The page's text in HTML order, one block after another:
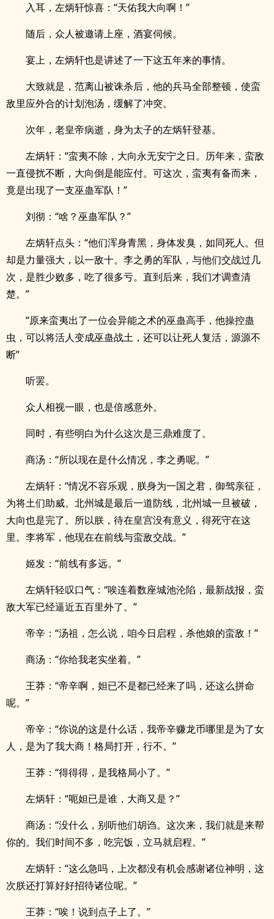
入耳，左炳轩惊喜：“天佑我大向啊！”
随后，众人被邀请上座，酒宴伺候。
宴上，左炳轩也是讲述了一下这五年来的事情。
大致就是，范离山被诛杀后，他的兵马全部整顿，使蛮
敌里应外合的计划泡汤，缓解了冲突。
次年，老皇帝病逝，身为太子的左炳轩登基。
左炳轩：“蛮夷不除，大向永无安宁之日。历年来，蛮敌
一直侵扰不断，大向倒是能应付。可这次，蛮夷有备而来，
竟是出现了一支巫蛊军队！”
刘彻：“啥？巫蛊军队？”
左炳轩点头：“他们浑身青黑，身体发臭，如同死人。但
却是力量强大，以一敌十。李之勇的军队，与他们交战过几
次，是胜少败多，吃了很多亏。直到后来，我们才调查清
楚。”
“原来蛮夷出了一位会异能之术的巫蛊高手，他操控蛊
虫，可以将活人变成巫蛊战土，还可以让死人复活，源源不
断”
听罢。
众人相视一眼，也是倍感意外。
同时，有些明白为什么这次是三鼎难度了。
商汤：“所以现在是什么情况，李之勇呢。”
左炳轩：“情况不容乐观，朕身为一国之君，御驾亲征，
为将土们助威。北州城是最后一道防线，北州城一旦被破，
大向也是完了。所以朕，待在皇宫没有意义，得死守在这
里。李将军，他现在在前线与蛮敌交战。”
姬发：“前线有多远。”
左炳轩轻叹口气：“唉连着数座城池沦陷，最新战报，蛮
敌大军已经逼近五百里外了。”
帝辛：“汤祖，怎么说，咱今日启程，杀他娘的蛮敌！”
商汤：“你给我老实坐着。”
王莽：“帝辛啊，妲已不是都已经来了吗，还这么拼命
呢。”
帝辛：“你说的这是什么话，我帝辛赚龙币哪里是为了女
人，是为了我大商！格局打开，行不。”
王莽：“得得得，是我格局小了。”
左炳轩：“呃妲已是谁，大商又是？”
商汤：“没什么，别听他们胡诌。这次来，我们就是来帮
你的。我们时间不多，吃完饭，立马就启程。”
左炳轩：“这么急吗，上次都没有机会感谢诸位神明，这
次朕还打算好好招待诸位呢。”
王莽：“唉！说到点子上了。”